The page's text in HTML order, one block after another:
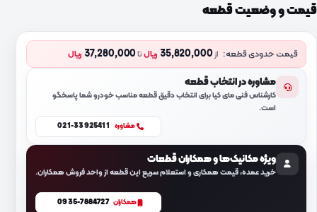
قیمت و وضعیت قطعه
قیمت حدودی قطعه: از35,820,000 ریالتا37,280,000 ریال
مشاوره در انتخاب قطعه
کارشناس فنی مای کیا برای انتخاب دقیق قطعه مناسب خودرو شما پاسخگو
است.
مشاوره 021-33925411
ویژه مکانیک‌ها و همکاران قطعات
خرید عمده، قیمت همکاری و استعلام سریع این قطعه از واحد فروش همکاران.
همکاران 0935-7884727